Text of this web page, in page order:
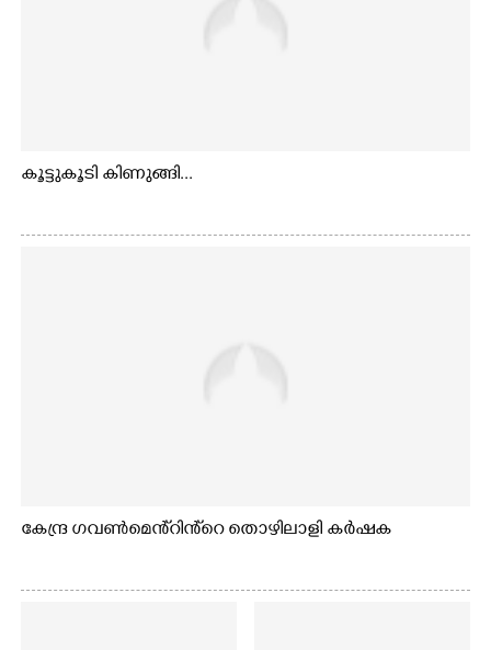
കൂട്ടുകൂടി കിണുങ്ങി...
കേന്ദ്ര ഗവൺമെൻ്റിൻ്റെ തൊഴിലാളി കർഷക